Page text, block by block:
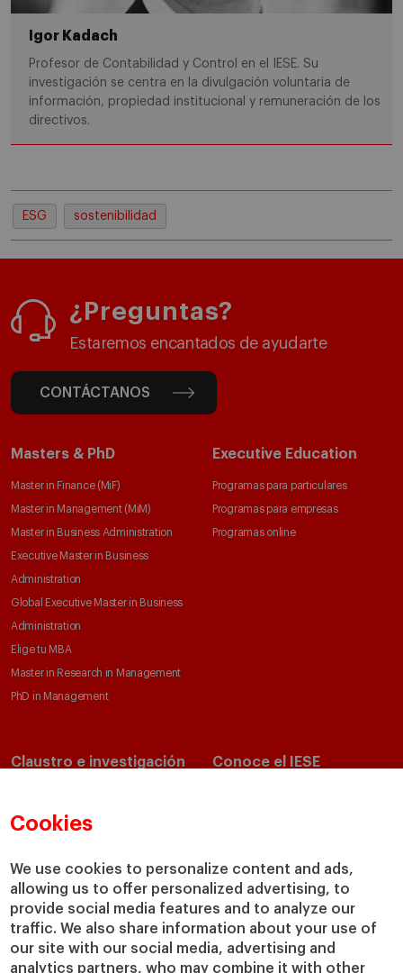
Cookies
We use cookies to personalize content and ads,
allowing us to offer personalized advertising, to
provide social media features and to analyze our
traffic. We also share information about your use of
our site with our social media, advertising and
analytics partners, who may combine it with other
Igor Kadach
Profesor de Contabilidad y Control en el IESE. Su
investigación se centra en la divulgación voluntaria de
información, propiedad institucional y remuneración de los
directivos.
ESG sostenibilidad
¿Preguntas?
Estaremos encantados de ayudarte
CONTÁCTANOS
Masters & PhD
Master in Finance (MiF)
Master in Management (MiM)
Master in Business Administration
Executive Master in Business
Administration
Global Executive Master in Business
Administration
Elige tu MBA
Master in Research in Management
PhD in Management
Executive Education
Programas para particulares
Programas para empresas
Programas online
Claustro e investigación
Departamentos académicos
Cátedras
IESE Insight
IESE Publishing
Conoce el IESE
Nuestro impacto
Colabora con el IESE
Servicios
Biblioteca